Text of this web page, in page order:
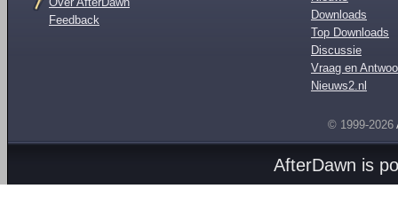
Feedback
Downloads
Top Downloads
Discussie
Vraag en
Nieuws2.nl
© 1999-2026
AfterDawn is